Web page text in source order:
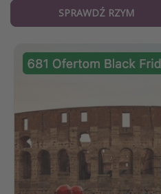
SPRAWDŹ RZYM